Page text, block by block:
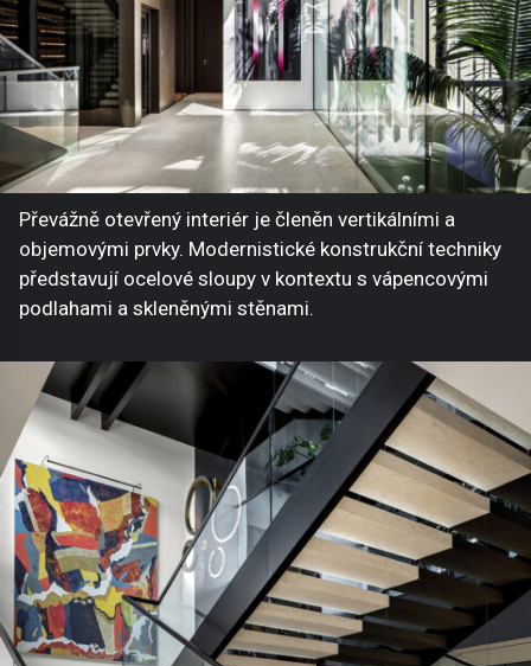
Převážně otevřený interiér je členěn vertikálními a
objemovými prvky. Modernistické konstrukční techniky
představují ocelové sloupy v kontextu s vápencovými
podlahami a skleněnými stěnami.